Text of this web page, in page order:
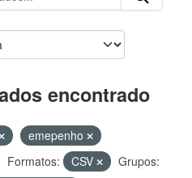
encontrado
emepenho
Formatos: CSV
Grupos: